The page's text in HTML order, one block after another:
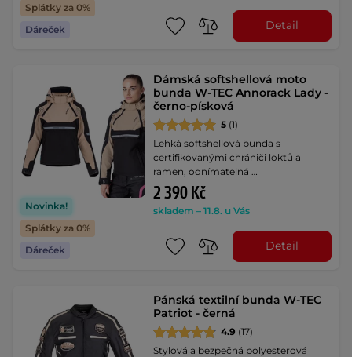
Splátky za 0%
Dáreček
Detail
Novinka!
Splátky za 0%
Dáreček
Dámská softshellová moto
bunda W-TEC Annorack Lady -
černo-písková
5 (1)
Lehká softshellová bunda s
certifikovanými chrániči loktů a
ramen, odnímatelná …
2 390 Kč
skladem – 11.8. u Vás
Detail
Pánská textilní bunda W-TEC
Patriot - černá
4.9 (17)
Stylová a bezpečná polyesterová